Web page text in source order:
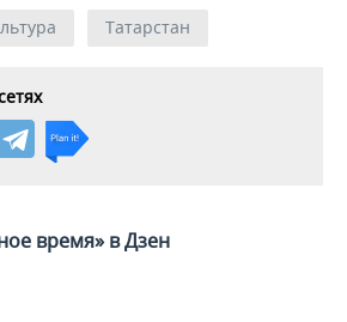
Татарстан
время» в Дзен